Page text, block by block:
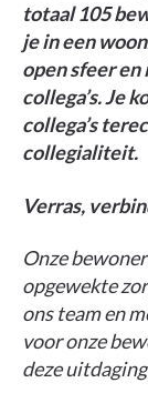
totaal 105
je in een
open sfeer
collega’s. Je
collega’s
collegialiteit.
Verras,
Onze
opgewekte
ons team en
voor onze
deze